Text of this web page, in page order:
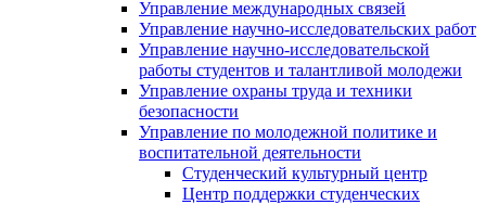
Управление международных связей
Управление научно-исследовательских работ
Управление научно-исследовательской
работы студентов и талантливой молодежи
Управление охраны труда и техники
безопасности
Управление по молодежной политике и
воспитательной деятельности
Студенческий культурный центр
Центр поддержки студенческих